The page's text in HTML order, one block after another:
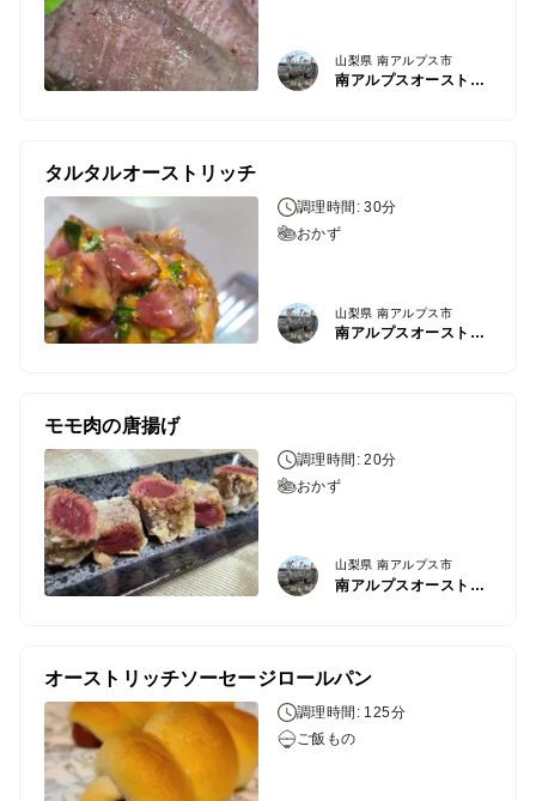
山梨県 南アルプス市
南アルプスオーストリッチファーム
タルタルオーストリッチ
調理時間: 30分
おかず
山梨県 南アルプス市
南アルプスオーストリッチファーム
モモ肉の唐揚げ
調理時間: 20分
おかず
山梨県 南アルプス市
南アルプスオーストリッチファーム
オーストリッチソーセージロールパン
調理時間: 125分
ご飯もの